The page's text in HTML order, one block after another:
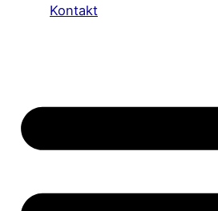
Kontakt